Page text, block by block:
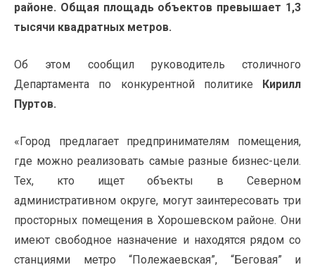
районе. Общая площадь объектов превышает 1,3
тысячи квадратных метров.
Об этом сообщил руководитель столичного
Департамента по конкурентной политике Кирилл
Пуртов.
«Город предлагает предпринимателям помещения,
где можно реализовать самые разные бизнес-цели.
Тех, кто ищет объекты в Северном
административном округе, могут заинтересовать три
просторных помещения в Хорошевском районе. Они
имеют свободное назначение и находятся рядом со
станциями метро “Полежаевская”, “Беговая” и